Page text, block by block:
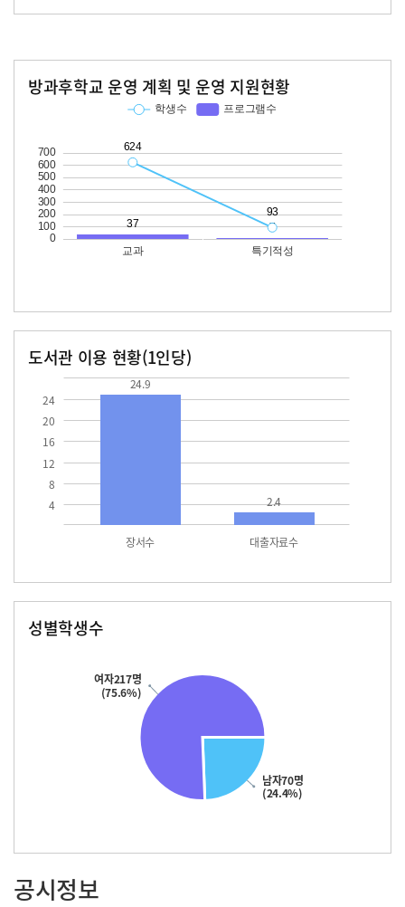
방과후학교 운영 계획 및 운영 지원현황
도서관 이용 현황(1인당)
4
8
12
16
20
24
장서수 대출자료수
24.9
2.4
성별학생수
남자70명
(24.4%)
여자217명
(75.6%)
공시정보